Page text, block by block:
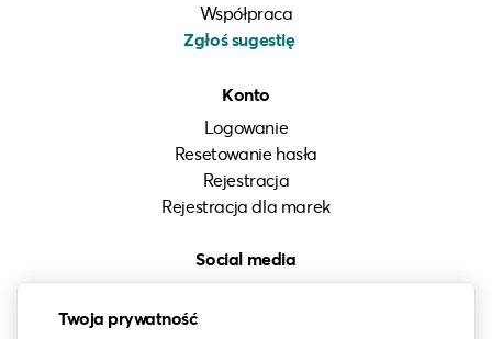
Twoja prywatność
Współpraca
Zgłoś sugestię
Konto
Logowanie
Resetowanie hasła
Rejestracja
Rejestracja dla marek
Social media